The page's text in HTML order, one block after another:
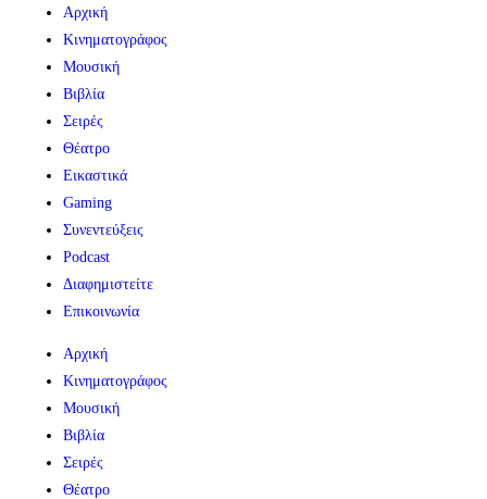
Αρχική
Κινηματογράφος
Μουσική
Βιβλία
Σειρές
Θέατρο
Εικαστικά
Gaming
Συνεντεύξεις
Podcast
Διαφημιστείτε
Επικοινωνία
Αρχική
Κινηματογράφος
Μουσική
Βιβλία
Σειρές
Θέατρο